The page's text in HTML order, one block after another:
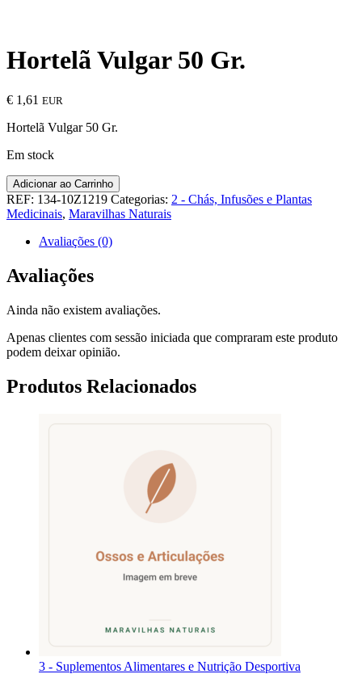
Hortelã Vulgar 50 Gr.
€ 1,61 EUR
Hortelã Vulgar 50 Gr.
Em stock
Quantidade
de
Hortelã
Adicionar ao Carrinho
REF: 134-10Z1219 Categorias: 2 - Chás, Infusões e Plantas
Medicinais, Maravilhas Naturais
Avaliações (0)
Avaliações
Ainda não existem avaliações.
Apenas clientes com sessão iniciada que compraram este produto
podem deixar opinião.
Produtos Relacionados
3 - Suplementos Alimentares e Nutrição Desportiva